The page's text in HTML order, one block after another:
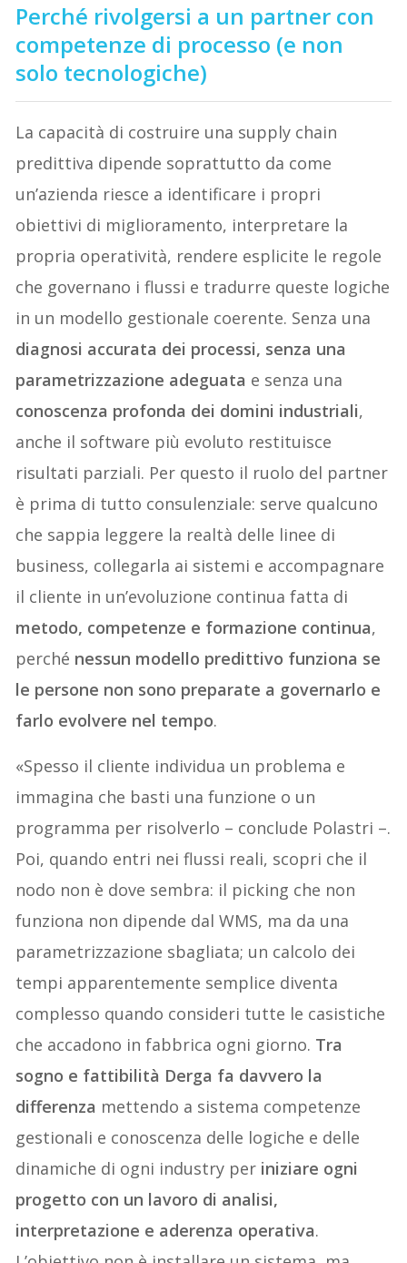
Perché rivolgersi a un partner con
competenze di processo (e non
solo tecnologiche)
La capacità di costruire una supply chain
predittiva dipende soprattutto da come
un’azienda riesce a identificare i propri
obiettivi di miglioramento, interpretare la
propria operatività, rendere esplicite le regole
che governano i flussi e tradurre queste logiche
in un modello gestionale coerente. Senza una
diagnosi accurata dei processi, senza una
parametrizzazione adeguata e senza una
conoscenza profonda dei domini industriali,
anche il software più evoluto restituisce
risultati parziali. Per questo il ruolo del partner
è prima di tutto consulenziale: serve qualcuno
che sappia leggere la realtà delle linee di
business, collegarla ai sistemi e accompagnare
il cliente in un’evoluzione continua fatta di
metodo, competenze e formazione continua,
perché nessun modello predittivo funziona se
le persone non sono preparate a governarlo e
farlo evolvere nel tempo.
«Spesso il cliente individua un problema e
immagina che basti una funzione o un
programma per risolverlo – conclude Polastri –.
Poi, quando entri nei flussi reali, scopri che il
nodo non è dove sembra: il picking che non
funziona non dipende dal WMS, ma da una
parametrizzazione sbagliata; un calcolo dei
tempi apparentemente semplice diventa
complesso quando consideri tutte le casistiche
che accadono in fabbrica ogni giorno. Tra
sogno e fattibilità Derga fa davvero la
differenza mettendo a sistema competenze
gestionali e conoscenza delle logiche e delle
dinamiche di ogni industry per iniziare ogni
progetto con un lavoro di analisi,
interpretazione e aderenza operativa.